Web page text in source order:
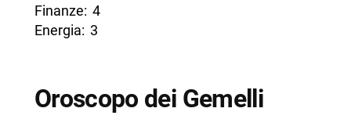
Finanze: 4
Energia: 3
Oroscopo dei Gemelli